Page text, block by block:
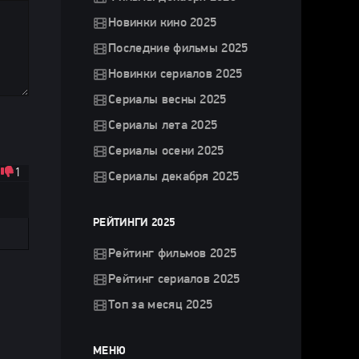
1
Новинки кино 2025
Последние фильмы 2025
Новинки сериалов 2025
Сериалы весны 2025
Сериалы лета 2025
Сериалы осени 2025
Сериалы декабря 2025
РЕЙТИНГИ 2025
Рейтинг фильмов 2025
Рейтинг сериалов 2025
Топ за месяц 2025
МЕНЮ